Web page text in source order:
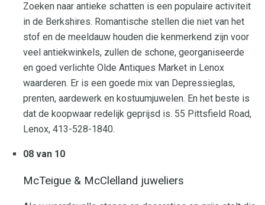
Zoeken naar antieke schatten is een populaire activiteit
in de Berkshires. Romantische stellen die niet van het
stof en de meeldauw houden die kenmerkend zijn voor
veel antiekwinkels, zullen de schone, georganiseerde
en goed verlichte Olde Antiques Market in Lenox
waarderen. Er is een goede mix van Depressieglas,
prenten, aardewerk en kostuumjuwelen. En het beste is
dat de koopwaar redelijk geprijsd is. 55 Pittsfield Road,
Lenox, 413-528-1840.
08 van 10
McTeigue & McClelland juweliers